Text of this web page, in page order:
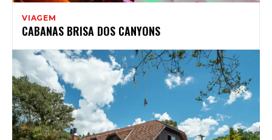
VIAGEM
CABANAS BRISA DOS CANYONS